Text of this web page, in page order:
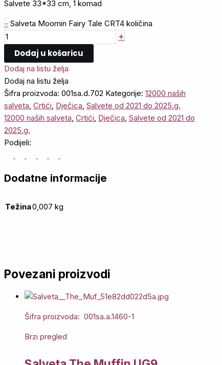
Salvete 33*33 cm, 1 komad
- Salveta Moomin Fairy Tale CRT4 količina
+
Dodaj u košaricu
Dodaj na listu želja
Dodaj na listu želja
Šifra proizvoda: 001sa.d.702 Kategorije: 12000 naših
salveta, Crtići, Dječica, Salvete od 2021 do 2025.g.
12000 naših salveta, Crtići, Dječica, Salvete od 2021 do
2025.g.
Podijeli:
Dodatne informacije
Težina0,007 kg
Povezani proizvodi
Šifra proizvoda: 001sa.a.1460-1
Brzi pregled